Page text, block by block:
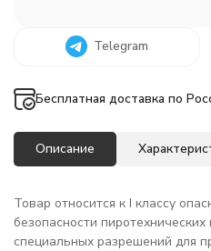
Telegram
Бесплатная доставка по
Описание
Товар относится к I классу
безопасности
специальных разрешений для